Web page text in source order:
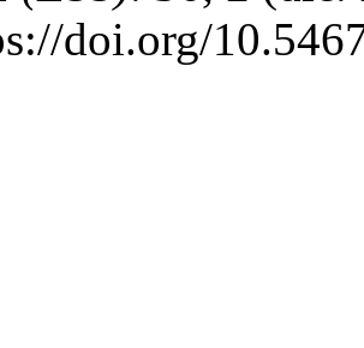
doi.org/